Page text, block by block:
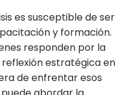
es susceptible de ser
y formación.
responden por la
estratégica en
de enfrentar esos